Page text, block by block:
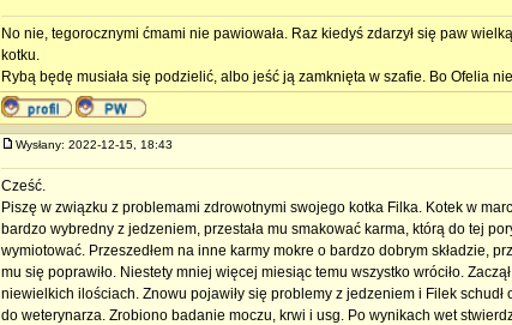
No nie, tegorocznymi ćmami nie pawiowała. Raz kiedyś zdarzył się paw
kotku.
Rybą będę musiała się podzielić, albo jeść ją zamknięta w szafie. Bo Ofelia
Wysłany: 2022-12-15, 18:43
Cześć.
Piszę w związku z problemami zdrowotnymi swojego kotka Filka. Kotek w
bardzo wybredny z jedzeniem, przestała mu smakować karma, którą do tej
wymiotować. Przeszedłem na inne karmy mokre o bardzo dobrym składzie,
mu się poprawiło. Niestety mniej więcej miesiąc temu wszystko wróciło.
niewielkich ilościach. Znowu pojawiły się problemy z jedzeniem i Filek schudł
do weterynarza. Zrobiono badanie moczu, krwi i usg. Po wynikach wet